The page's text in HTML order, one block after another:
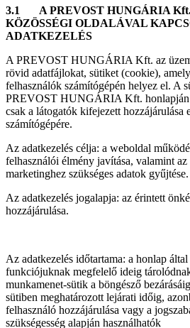
3.1 A PREVOST HUNGÁRIA
KÖZÖSSÉGI OLDALÁVAL
ADATKEZELÉS
A PREVOST HUNGÁRIA Kft. az
rövid adatfájlokat, sütiket (cookie),
felhasználók számítógépén helyez el. A
PREVOST HUNGÁRIA Kft. honlapján
csak a látogatók kifejezett hozzájárulása
számítógépére.
Az adatkezelés célja: a weboldal
felhasználói élmény javítása, valamint az
marketinghez szükséges adatok gyűjtése.
Az adatkezelés jogalapja: az érintett
hozzájárulása.
Az adatkezelés időtartama: a honlap
funkciójuknak megfelelő ideig
munkamenet-sütik a böngésző
sütiben meghatározott lejárati időig,
felhasználó hozzájárulása vagy a
szükségesség alapján használhatók